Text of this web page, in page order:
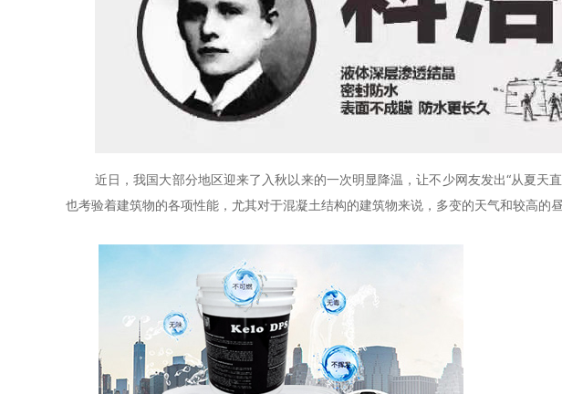
近日，我国大部分地区迎来了入秋以来的一次明显降温，让不少网友发出“从夏天
也考验着建筑物的各项性能，尤其对于混凝土结构的建筑物来说，多变的天气和较高的